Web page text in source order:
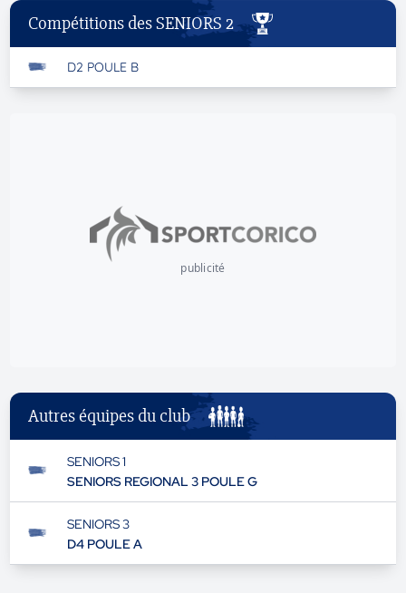
Compétitions des SENIORS 2
D2 POULE B
Autres équipes du club
SENIORS 1
SENIORS REGIONAL 3 POULE G
SENIORS 3